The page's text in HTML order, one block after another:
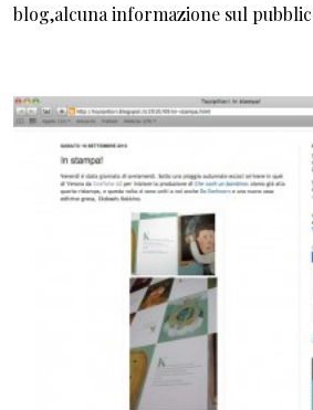
blog,alcuna informazione sul